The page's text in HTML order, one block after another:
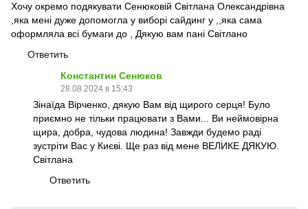
Хочу окремо подякувати Сенюковій Світлана Олександрівна
,яка мені дуже допомогла у виборі сайдинг у ,,яка сама
оформляла всі бумаги до , Дякую вам пані Світлано
Ответить
Константин Сенюков
28.08.2024 в 15:43
Зінаїда Вірченко, дякую Вам від щирого серця! Було
приємно не тільки працювати з Вами... Ви неймовірна
щира, добра, чудова людина! Завжди будемо раді
зустріти Вас у Києві. Ще раз від мене ВЕЛИКЕ ДЯКУЮ.
Світлана
Ответить